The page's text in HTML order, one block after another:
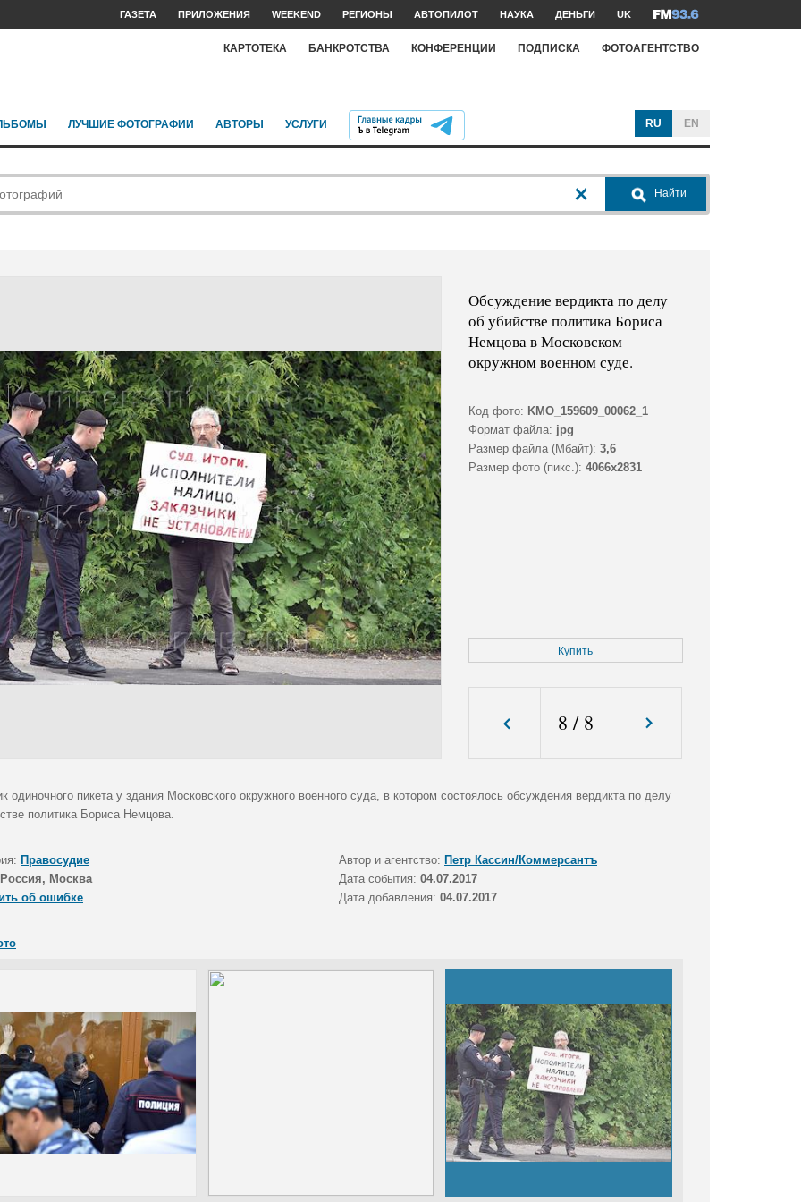
ГАЗЕТА ПРИЛОЖЕНИЯ WEEKEND РЕГИОНЫ АВТОПИЛОТ НАУКА ДЕНЬГИ UK
КАРТОТЕКА БАНКРОТСТВА КОНФЕРЕНЦИИ ПОДПИСКА ФОТОАГЕНТСТВО
ЛУЧШИЕ ФОТОГРАФИИ АВТОРЫ УСЛУГИ RU EN
Найти
Обсуждение вердикта по делу
об убийстве политика Бориса
Немцова в Московском
окружном военном суде.
Код фото: KMO_159609_00062_1
Формат файла: jpg
Размер файла (Мбайт): 3,6
Размер фото (пикс.): 4066x2831
Купить
8 / 8
одиночного пикета у здания Московского окружного военного суда, в котором состоялось обсуждения вердикта по делу
политика Бориса Немцова.
Правосудие Автор и агентство: Петр Кассин/Коммерсантъ
Россия, Москва Дата события: 04.07.2017
об ошибке
Дата добавления: 04.07.2017